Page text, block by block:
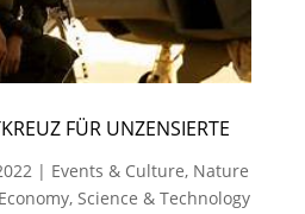
FÜR UNZENSIERTE
| Events & Culture, Nature
, Science & Technology